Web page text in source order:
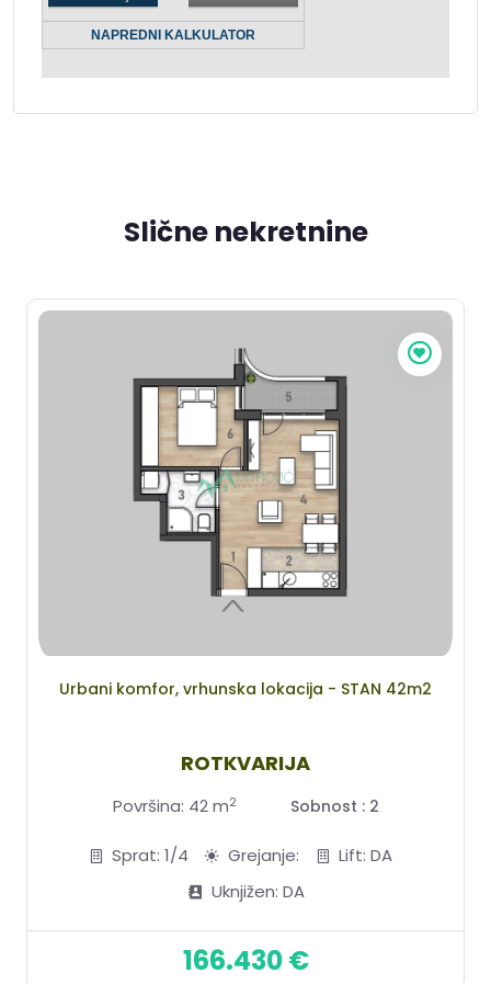
Slične nekretnine
Urbani komfor, vrhunska lokacija - STAN 42m2
ROTKVARIJA
Površina: 42 m2 Sobnost : 2
Sprat: 1/4 Grejanje:
Lift: DA
Uknjižen: DA
166.430 €